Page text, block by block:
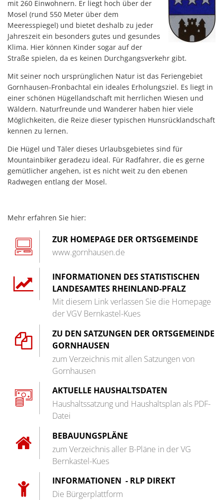
Lebenslagen
Mitfahrerbank
Moselbad
Mosel-Musikfestival
Räume und
Senioreninfos
Städtepartnerschaft
Haushaltssatzungen
Karten und Pläne
KipKi-Förderungen
Parteiinfos
Planen, Bauen, Wohnen
Satzungen
Standesamt
Barrierefreiheit
mit 260 Einwohnern. Er liegt hoch über der
Mosel (rund 550 Meter über dem
Meeresspiegel) und bietet deshalb zu jeder
Jahreszeit ein besonders gutes und gesundes
Klima. Hier können Kinder sogar auf der
Straße spielen, da es keinen Durchgangsverkehr gibt.
Mit seiner noch ursprünglichen Natur ist das Feriengebiet
Gornhausen-Fronbachtal ein ideales Erholungsziel. Es liegt in
einer schönen Hügellandschaft mit herrlichen Wiesen und
Wäldern. Naturfreunde und Wanderer haben hier viele
Möglichkeiten, die Reize dieser typischen Hunsrücklandschaft
kennen zu lernen.
Die Hügel und Täler dieses Urlaubsgebietes sind für
Mountainbiker geradezu ideal. Für Radfahrer, die es gerne
gemütlicher angehen, ist es nicht weit zu den ebenen
Radwegen entlang der Mosel.
Mehr erfahren Sie hier:
ZUR HOMEPAGE DER ORTSGEMEINDE
www.gornhausen.de
INFORMATIONEN DES STATISTISCHEN
LANDESAMTES RHEINLAND-PFALZ
Mit diesem Link verlassen Sie die Homepage
der VGV Bernkastel-Kues
ZU DEN SATZUNGEN DER ORTSGEMEINDE
GORNHAUSEN
zum Verzeichnis mit allen Satzungen von
Gornhausen
AKTUELLE HAUSHALTSDATEN
Haushaltssatzung und Haushaltsplan als PDF-
Datei
BEBAUUNGSPLÄNE
zum Verzeichnis aller B-Pläne in der VG
Bernkastel-Kues
INFORMATIONEN - RLP DIREKT
Die Bürgerplattform